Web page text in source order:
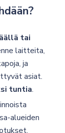
tai
laitteita,
ja
asiat.
tuntia.
alueiden